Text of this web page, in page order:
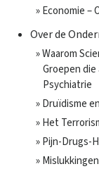
» Economie –
Over de
» Waarom
Groepen
Psychiatrie
» Druïdisme
» Het
» Pijn-Drugs-
» Mislukkingen